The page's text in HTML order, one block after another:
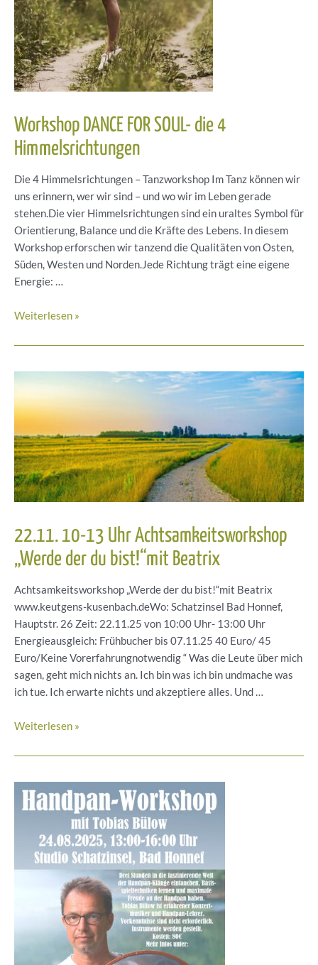
Workshop DANCE FOR SOUL- die 4
Himmelsrichtungen
Die 4 Himmelsrichtungen – Tanzworkshop Im Tanz können wir
uns erinnern, wer wir sind – und wo wir im Leben gerade
stehen.Die vier Himmelsrichtungen sind ein uraltes Symbol für
Orientierung, Balance und die Kräfte des Lebens. In diesem
Workshop erforschen wir tanzend die Qualitäten von Osten,
Süden, Westen und Norden.Jede Richtung trägt eine eigene
Energie: …
Workshop
FOR
die
4
Himmelsrichtungen
Weiterlesen »
22.11. 10-13 Uhr Achtsamkeitsworkshop
„Werde der du bist!“mit Beatrix
Achtsamkeitsworkshop „Werde der du bist!“mit Beatrix
www.keutgens-kusenbach.deWo: Schatzinsel Bad Honnef,
Hauptstr. 26 Zeit: 22.11.25 von 10:00 Uhr- 13:00 Uhr
Energieausgleich: Frühbucher bis 07.11.25 40 Euro/ 45
Euro/Keine Vorerfahrungnotwendig “ Was die Leute über mich
sagen, geht mich nichts an. Ich bin was ich bin undmache was
ich tue. Ich erwarte nichts und akzeptiere alles. Und …
22.11.
13
Achtsamkeitsworkshop
„Werde
bist!“mit
Weiterlesen »